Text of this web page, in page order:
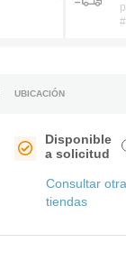
UBICACIÓN
Disponible
a solicitud
Consultar
tiendas